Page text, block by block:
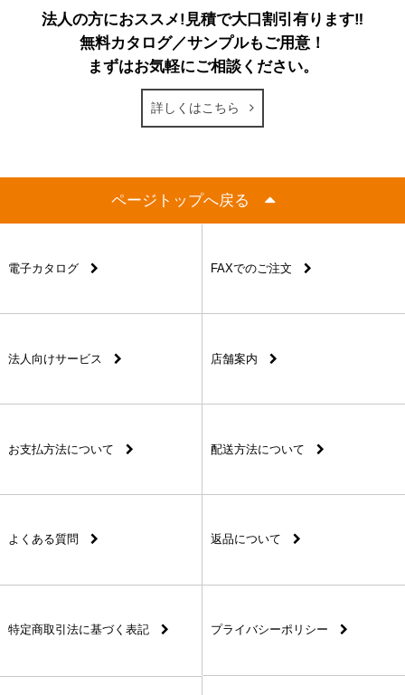
法人の方におススメ!見積で大口割引有ります‼
無料カタログ／サンプルもご用意！
まずはお気軽にご相談ください。
詳しくはこちら
ページトップへ戻る
電子カタログ FAXでのご注文
法人向けサービス 店舗案内
お支払方法について 配送方法について
よくある質問 返品について
特定商取引法に基づく表記 プライバシーポリシー